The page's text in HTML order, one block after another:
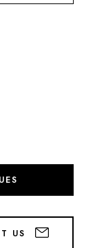
US